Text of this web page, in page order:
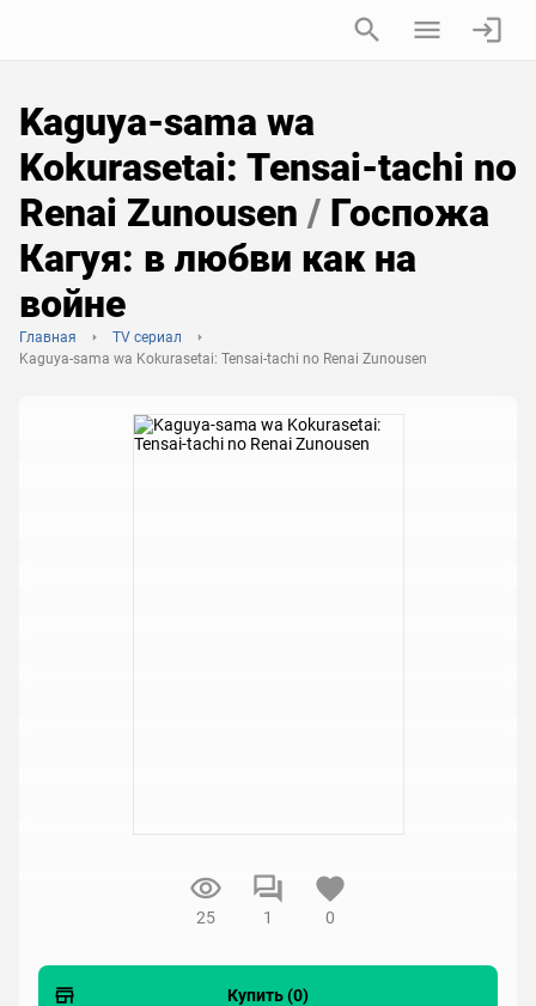
Kaguya-sama wa
Kokurasetai: Tensai-tachi no
Renai Zunousen / Госпожа
Кагуя: в любви как на
войне
Главная
TV сериал
Kaguya-sama wa Kokurasetai: Tensai-tachi no Renai Zunousen
25 1 0
Купить (0)